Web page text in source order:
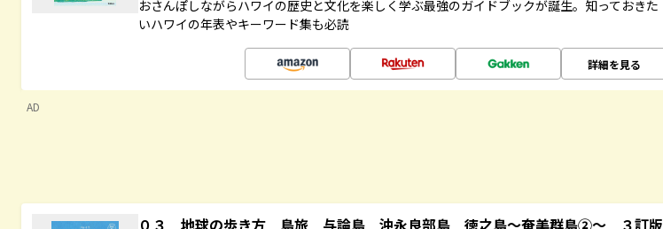
おさんぽしながらハワイの歴史と文化を楽しく学ぶ最強のガイドブックが誕生。知っておきた
いハワイの年表やキーワード集も必読
詳細を見る
AD
０３ 地球の歩き方 島旅 与論島 沖永良部島 徳之島～奄美群島②～ ３訂版